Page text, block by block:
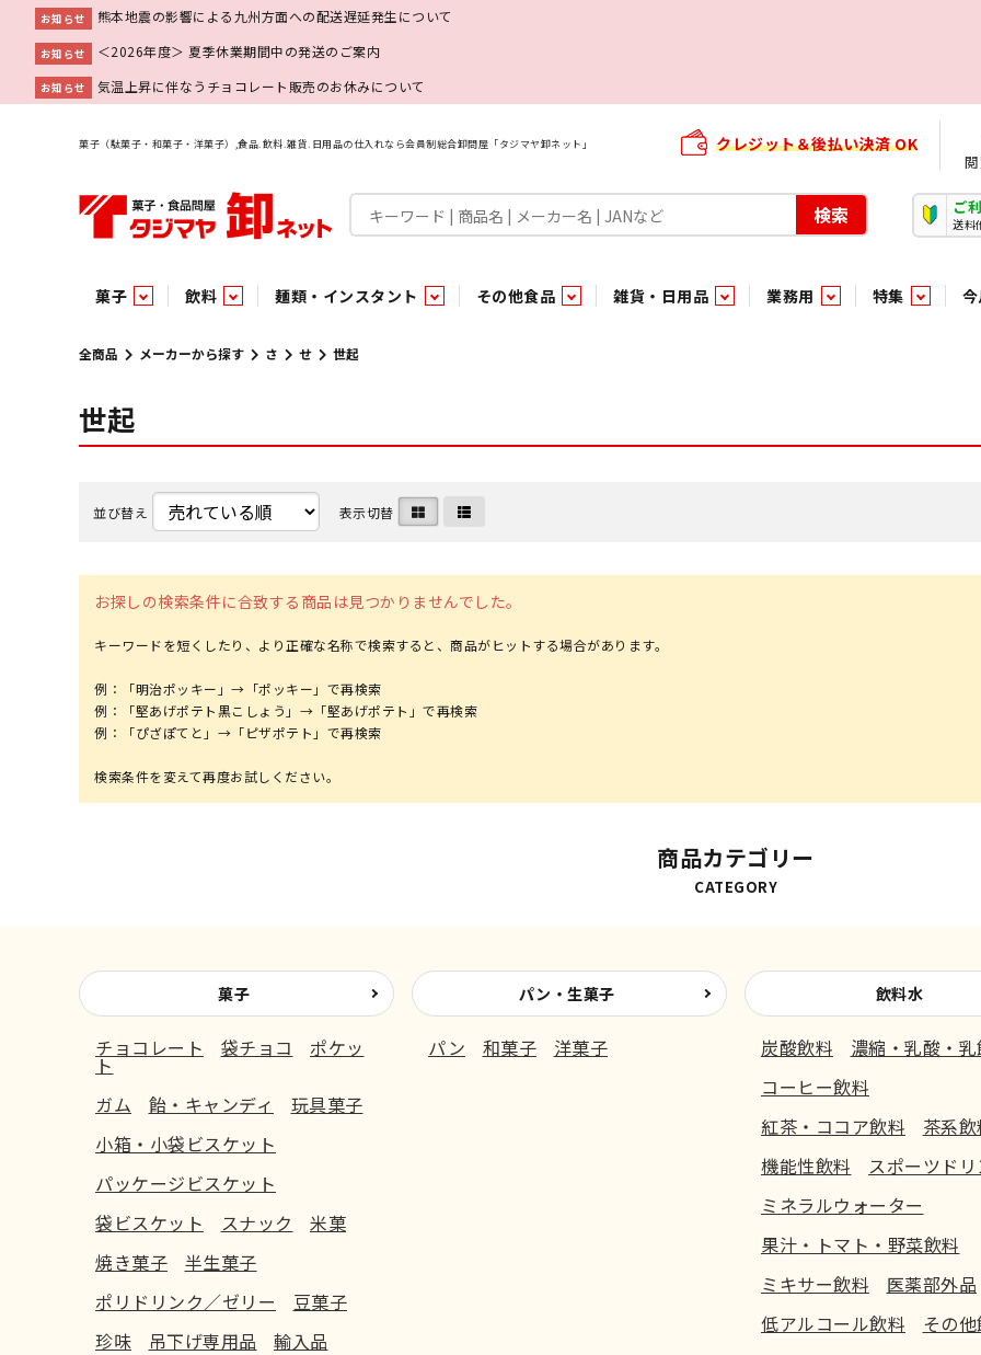
お知らせ 熊本地震の影響による九州方面への配送遅延発生について
お知らせ ＜2026年度＞ 夏季休業期間中の発送のご案内
お知らせ 気温上昇に伴なうチョコレート販売のお休みについて
菓子（駄菓子・和菓子・洋菓子）,食品.飲料.雑貨.日用品の仕入れなら会員制総合卸問屋「タジマヤ卸ネット」 クレジット＆後払い決済 OK
検索 ご
送料
菓子
菓子 パン・生菓子
チョコレート
焼き菓子
半生菓子 ポリドリンク／ゼリー 豆菓子 珍味 吊下げ専用品 輸入品 駄菓子 その他菓子
飲料
飲料水 嗜好飲料 チルド飲料・デザート
炭酸飲料
ミキサー飲料
医薬部外品 低アルコール飲料 その他飲料水
麺類・インスタント
麺類 インスタント
乾麺
その他食品
調味料 ビン・缶詰 乾物 嗜好食品
砂糖
みりん風調味料
香辛料
雑貨・日用品
雑貨 ペット関連 業務用非食品
洗剤
トイレ用品
洗濯用品 小物家具 傘・袋物 履き物 家庭消耗雑貨 軽衣料 台所用品 清掃用品 電気関
業務用
業務用 業務用非食品
めん類・缶詰・びん詰・惣菜・乾物・その他（業務用）
特集
特集
駄菓子特集
当たり・占い付きのラッキーお菓子
タジマヤ オリジナル商品（PB） おすすめ・イチオシ商品
今月の特売
調味料
青果
ペット関連 雑貨 業務用非食品 業務用 チルド飲料・デザート 和日配 日配調理加工品
新商品
調味料
青果
ペット関連 雑貨 業務用非食品 業務用 チルド飲料・デザート 和日配 日配調理加工品
あ行 か行 さ行 た行
あ
全商品 メーカーから探す さ せ 世起
世起
並び替え 表示切替
お探しの検索条件に合致する商品は見つかりませんでした。
キーワードを短くしたり、より正確な名称で検索すると、商品がヒットする場合があります。
例：「明治ポッキー」→「ポッキー」で再検索
例：「堅あげポテト黒こしょう」→「堅あげポテト」で再検索
例：「ぴざぽてと」→「ピザポテト」で再検索
商品カテゴリー
CATEGORY
菓子
チョコレート 袋チョコ ポケッ
ト
ガム
飴・キャンディ
玩具菓子
小箱・小袋ビスケット
パッケージビスケット
袋ビスケット
スナック
米菓
焼き菓子
半生菓子
ポリドリンク／ゼリー
豆菓子
珍味
吊下げ専用品
輸入品
パン・生菓子
パン 和菓子 洋菓子
飲料水
炭酸飲料
濃縮・乳酸・
コーヒー飲料
紅茶・ココア飲料
茶系飲
機能性飲料
スポーツドリ
ミネラルウォーター
果汁・トマト・野菜飲料
ミキサー飲料
医薬部外品
低アルコール飲料
その